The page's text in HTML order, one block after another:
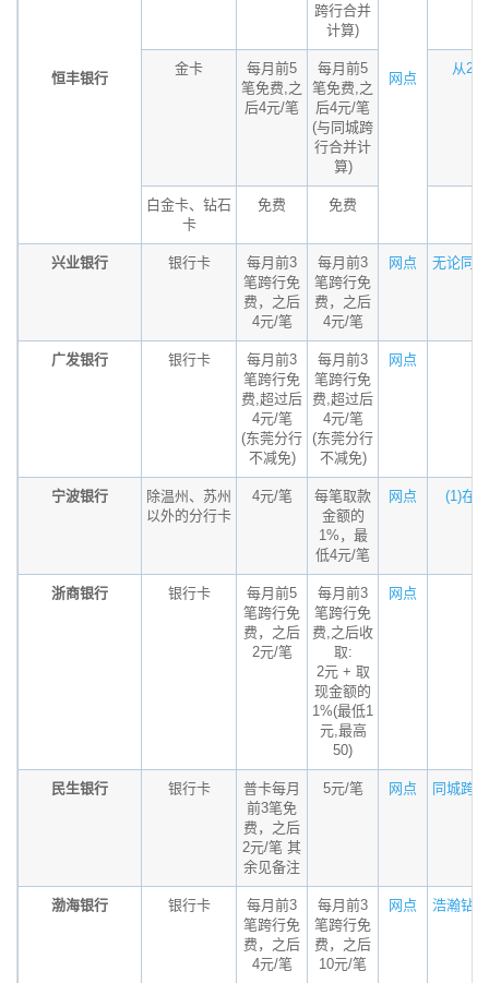
恒丰银行
跨行合并
计算)
网点
金卡
每月前5
笔免费,之
后4元/笔
每月前5
笔免费,之
后4元/笔
(与同城跨
行合并计
算)
从
白金卡、钻石
卡
免费 免费
兴业银行 银行卡
每月前3
笔跨行免
费，之后
4元/笔
每月前3
笔跨行免
费，之后
4元/笔
网点 无论同
广发银行 银行卡
每月前3
笔跨行免
费,超过后
4元/笔
(东莞分行
不减免)
每月前3
笔跨行免
费,超过后
4元/笔
(东莞分行
不减免)
网点
宁波银行
除温州、苏州
以外的分行卡
4元/笔
每笔取款
金额的
1%，最
低4元/笔
网点 (1)在
浙商银行 银行卡
每月前5
笔跨行免
费，之后
2元/笔
每月前3
笔跨行免
费,之后收
取:
2元 + 取
现金额的
1%(最低1
元,最高
50)
网点
民生银行 银行卡
普卡每月
前3笔免
费，之后
2元/笔 其
余见备注
5元/笔 网点 同城跨
渤海银行 银行卡
每月前3
笔跨行免
费，之后
4元/笔
每月前3
笔跨行免
费，之后
10元/笔
网点 浩瀚钻